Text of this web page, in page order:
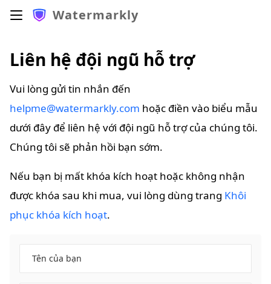
Watermarkly
Liên hệ đội ngũ hỗ trợ
Vui lòng gửi tin nhắn đến
helpme@watermarkly.com hoặc điền vào biểu mẫu
dưới đây để liên hệ với đội ngũ hỗ trợ của chúng tôi.
Chúng tôi sẽ phản hồi bạn sớm.
Nếu bạn bị mất khóa kích hoạt hoặc không nhận
được khóa sau khi mua, vui lòng dùng trang Khôi
phục khóa kích hoạt.